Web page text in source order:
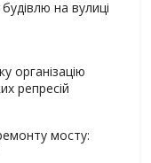
на вулиці
організацію
репресій
мосту: